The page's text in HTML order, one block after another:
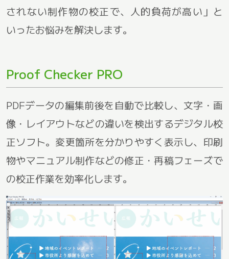
されない制作物の校正で、人的負荷が高い」と
いったお悩みを解決します。
Proof Checker PRO
PDFデータの編集前後を自動で比較し、文字・画
像・レイアウトなどの違いを検出するデジタル校
正ソフト。変更箇所を分かりやすく表示し、印刷
物やマニュアル制作などの修正・再稿フェーズで
の校正作業を効率化します。